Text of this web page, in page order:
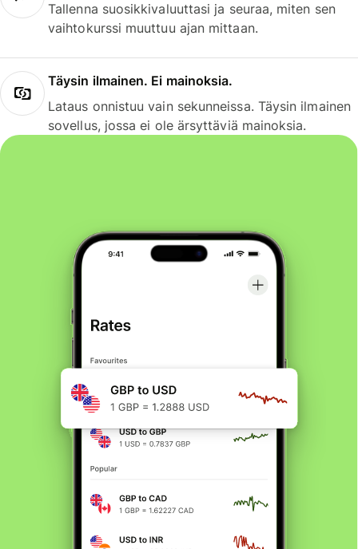
Tallenna suosikkivaluuttasi ja seuraa, miten sen
vaihtokurssi muuttuu ajan mittaan.
Täysin ilmainen. Ei mainoksia.
Lataus onnistuu vain sekunneissa. Täysin ilmainen
sovellus, jossa ei ole ärsyttäviä mainoksia.